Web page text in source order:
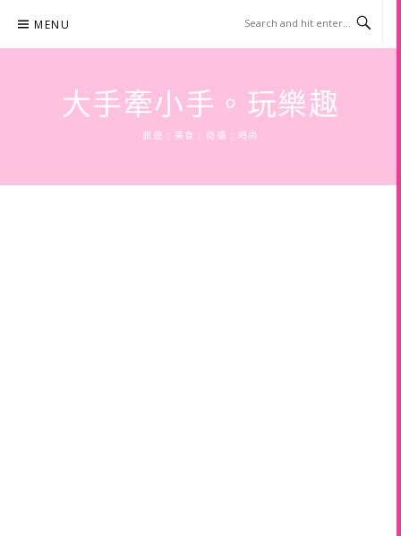
content
MENU
大手牽小手。玩樂趣
旅遊 | 美食 | 商攝 | 時尚